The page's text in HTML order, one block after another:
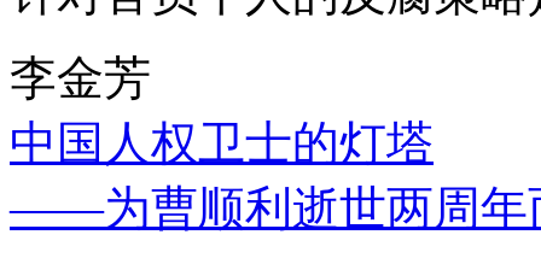
李金芳
中国人权卫士的灯塔
——为曹顺利逝世两周年